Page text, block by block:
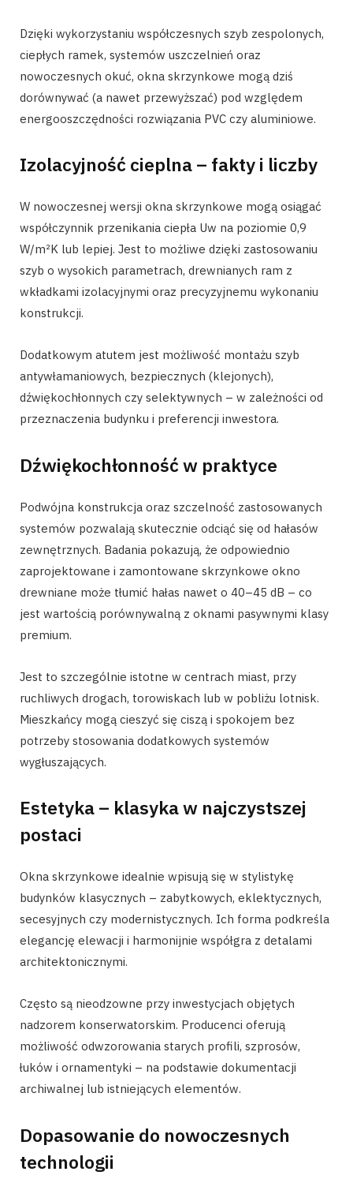
Dzięki wykorzystaniu współczesnych szyb zespolonych,
ciepłych ramek, systemów uszczelnień oraz
nowoczesnych okuć, okna skrzynkowe mogą dziś
dorównywać (a nawet przewyższać) pod względem
energooszczędności rozwiązania PVC czy aluminiowe.
Izolacyjność cieplna – fakty i liczby
W nowoczesnej wersji okna skrzynkowe mogą osiągać
współczynnik przenikania ciepła Uw na poziomie 0,9
W/m²K lub lepiej. Jest to możliwe dzięki zastosowaniu
szyb o wysokich parametrach, drewnianych ram z
wkładkami izolacyjnymi oraz precyzyjnemu wykonaniu
konstrukcji.
Dodatkowym atutem jest możliwość montażu szyb
antywłamaniowych, bezpiecznych (klejonych),
dźwiękochłonnych czy selektywnych – w zależności od
przeznaczenia budynku i preferencji inwestora.
Dźwiękochłonność w praktyce
Podwójna konstrukcja oraz szczelność zastosowanych
systemów pozwalają skutecznie odciąć się od hałasów
zewnętrznych. Badania pokazują, że odpowiednio
zaprojektowane i zamontowane skrzynkowe okno
drewniane może tłumić hałas nawet o 40–45 dB – co
jest wartością porównywalną z oknami pasywnymi klasy
premium.
Jest to szczególnie istotne w centrach miast, przy
ruchliwych drogach, torowiskach lub w pobliżu lotnisk.
Mieszkańcy mogą cieszyć się ciszą i spokojem bez
potrzeby stosowania dodatkowych systemów
wygłuszających.
Estetyka – klasyka w najczystszej
postaci
Okna skrzynkowe idealnie wpisują się w stylistykę
budynków klasycznych – zabytkowych, eklektycznych,
secesyjnych czy modernistycznych. Ich forma podkreśla
elegancję elewacji i harmonijnie współgra z detalami
architektonicznymi.
Często są nieodzowne przy inwestycjach objętych
nadzorem konserwatorskim. Producenci oferują
możliwość odwzorowania starych profili, szprosów,
łuków i ornamentyki – na podstawie dokumentacji
archiwalnej lub istniejących elementów.
Dopasowanie do nowoczesnych
technologii